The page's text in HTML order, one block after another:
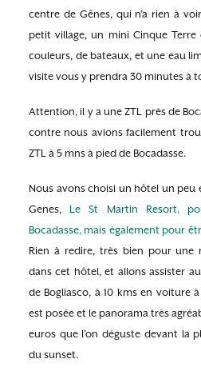
centre de Gênes, qui n’a rien à
petit village, un mini Cinque
couleurs, de bateaux, et une eau
visite vous y prendra 30 minutes à
Attention, il y a une ZTL près de
contre nous avions facilement
ZTL à 5 mns à pied de Bocadasse.
Nous avons choisi un hôtel un peu
Genes, Le St Martin Resort,
Bocadasse, mais également pour
Rien à redire, très bien pour une
dans cet hôtel, et allons assister
de Bogliasco, à 10 kms en voiture à
est posée et le panorama très
euros que l’on déguste devant la
du sunset.